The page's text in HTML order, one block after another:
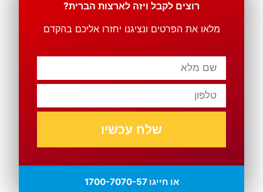
רוצים לקבל ויזה לארצות הברית?
מלאו את הפרטים ונציגנו יחזרו אליכם בהקדם
שלח עכשיו
או חייגו 1700-7070-57